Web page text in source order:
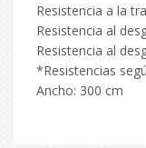
Resistencia a la
Resistencia al
Resistencia al
*Resistencias
Ancho: 300 cm